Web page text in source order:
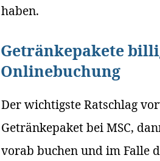
haben.
Getränkepakete
Onlinebuchung
Der wichtigste Ratschlag
Getränkepaket bei MSC,
vorab buchen und im Falle